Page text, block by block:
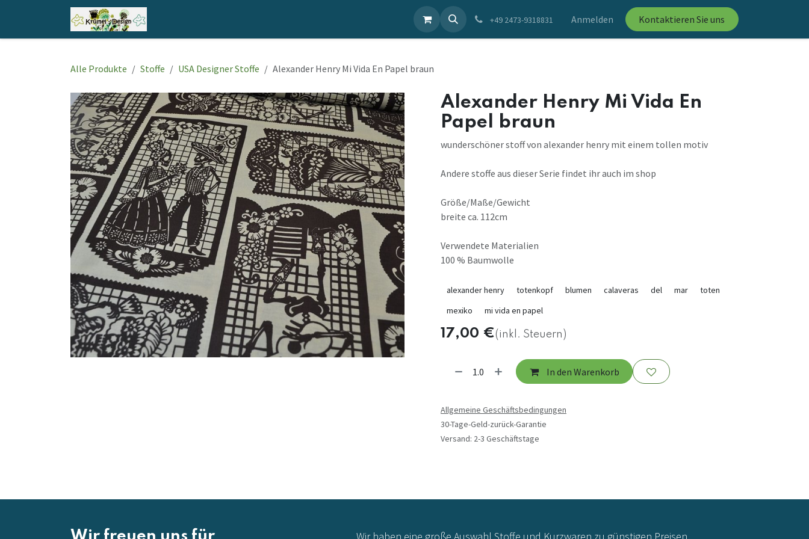
Zum Inhalt springen
+49 2473-9318831 Anmelden Kontaktieren Sie uns
Alle Produkte Stoffe USA Designer Stoffe Alexander Henry Mi Vida En Papel braun
Alexander Henry Mi Vida En
Papel braun
wunderschöner stoff von alexander henry mit einem tollen motiv
Andere stoffe aus dieser Serie findet ihr auch im shop
Größe/Maße/Gewicht
breite ca. 112cm
Verwendete Materialien
100 % Baumwolle
alexander henry totenkopf blumen calaveras del mar
toten
mexiko
mi vida en papel
17,00 €(inkl. Steuern)
In den Warenkorb
Allgemeine Geschäftsbedingungen
30-Tage-Geld-zurück-Garantie
Versand: 2-3 Geschäftstage
Wir haben eine große Auswahl Stoffe und Kurzwaren zu günstigen Preisen.